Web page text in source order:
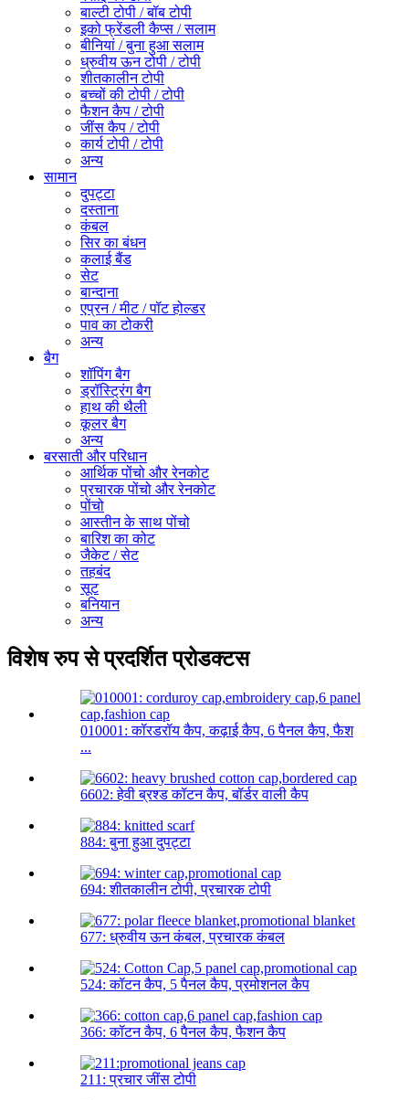
बाल्टी टोपी / बॉब टोपी
इको फ्रेंडली कैप्स / सलाम
बीनियां / बुना हुआ सलाम
ध्रुवीय ऊन टोपी / टोपी
शीतकालीन टोपी
बच्चों की टोपी / टोपी
फैशन कैप / टोपी
जींस कैप / टोपी
कार्य टोपी / टोपी
अन्य
सामान
दुपट्टा
दस्ताना
कंबल
सिर का बंधन
कलाई बैंड
सेट
बान्दाना
एप्रन / मीट / पॉट होल्डर
पाव का टोकरी
अन्य
बैग
शॉपिंग बैग
ड्रॉस्ट्रिंग बैग
हाथ की थैली
कूलर बैग
अन्य
बरसाती और परिधान
आर्थिक पोंचो और रेनकोट
प्रचारक पोंचो और रेनकोट
पोंचो
आस्तीन के साथ पोंचो
बारिश का कोट
जैकेट / सेट
तहबंद
सूट
बनियान
अन्य
विशेष रुप से प्रदर्शित प्रोडक्टस
010001: कॉरडरॉय कैप, कढ़ाई कैप, 6 पैनल कैप, फैश
...
6602: हेवी ब्रश्ड कॉटन कैप, बॉर्डर वाली कैप
884: बुना हुआ दुपट्टा
694: शीतकालीन टोपी, प्रचारक टोपी
677: ध्रुवीय ऊन कंबल, प्रचारक कंबल
524: कॉटन कैप, 5 पैनल कैप, प्रमोशनल कैप
366: कॉटन कैप, 6 पैनल कैप, फैशन कैप
211: प्रचार जींस टोपी